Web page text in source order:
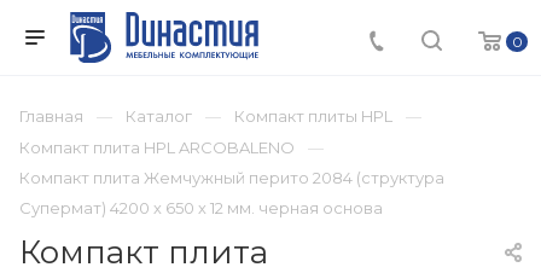
0
Главная Каталог
Компакт плиты HPL
Компакт плита HPL ARCOBALENO
Компакт плита Жемчужный перито 2084 (структура
Супермат) 4200 х 650 х 12 мм. черная основа
Компакт плита